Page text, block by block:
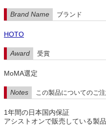
Brand Name ブランド
HOTO
Award 受賞
MoMA選定
Notes この製品についてのご
1年間の日本国内保証
アシストオンで販売している製